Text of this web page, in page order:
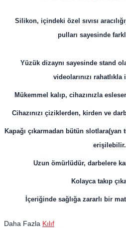
Silikon, içindeki özel sıvısı
pulları sayesinde
Yüzük dizaynı sayesinde stand
videolarınızı
Mükemmel kalıp, cihazınızla
Cihazınızı çiziklerden, kirden ve
Kapağı çıkarmadan bütün
erişilebilir.
Uzun ömürlüdür, darbelere
Kolayca takıp
İçeriğinde sağlığa zararlı bir
Daha Fazla Kılıf